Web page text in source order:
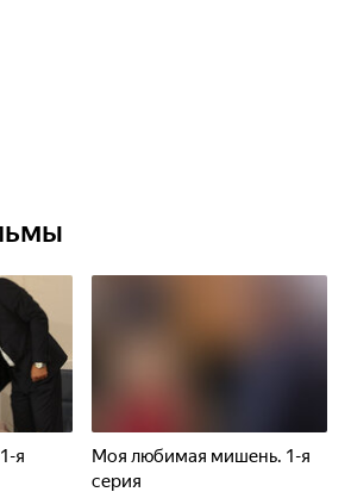
я
Моя любимая мишень. 1-я
серия